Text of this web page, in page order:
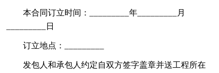
本合同订立时间：_________年_________月
_________日
订立地点：_________
发包人和承包人约定自双方签字盖章并送工程所在